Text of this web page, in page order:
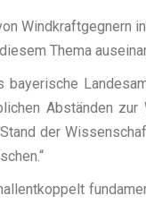
Windkraftgegnern
Thema
Abständen zur
der